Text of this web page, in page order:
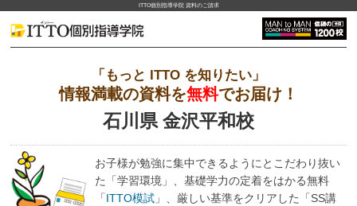
ITTO個別指導学院 資料のご請求
「もっと ITTO を知りたい」
情報満載の資料を無料でお届け！
石川県 金沢平和校
お子様が勉強に集中できるようにとこだわり抜い
た「学習環境」、基礎学力の定着をはかる無料
「ITTO模試」、厳しい基準をクリアした「SS講